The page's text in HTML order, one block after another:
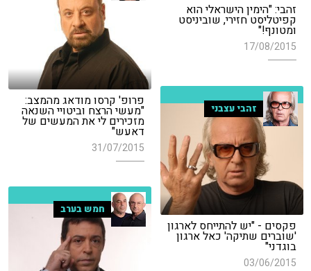
זהבי: "הימין הישראלי הוא
קפיטליסט חזירי, שוביניסט
ומטונף!"
17/08/2015
פרופ' קרסו מודאג מהמצב:
"מעשי הרצח וביטויי השנאה
מזכירים לי את המעשים של
דאעש"
31/07/2015
זהבי עצבני
פקסים - "יש להתייחס לארגון
'שוברים שתיקה' כאל ארגון
בוגדני"
03/06/2015
חמש בערב